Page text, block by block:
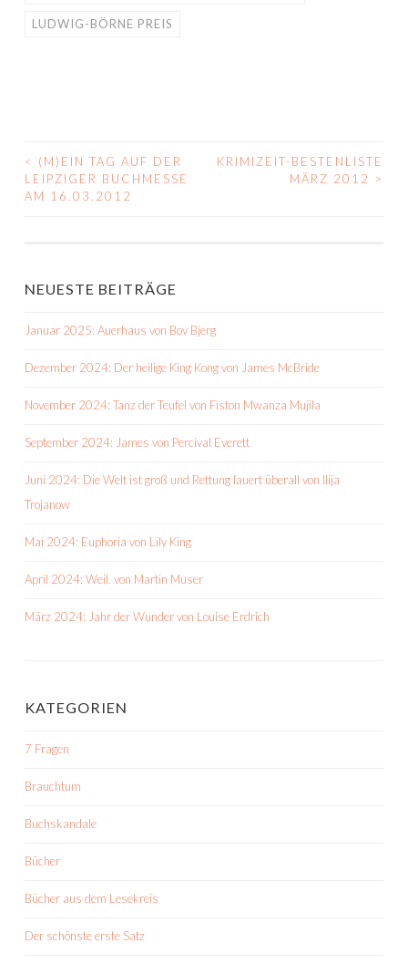
LUDWIG-BÖRNE PREIS
BEITRAGS-
NAVIGATION
<
(M)EIN TAG AUF DER
LEIPZIGER BUCHMESSE
AM 16.03.2012
KRIMIZEIT-BESTENLISTE
MÄRZ 2012
>
NEUESTE BEITRÄGE
Januar 2025: Auerhaus von Bov Bjerg
Dezember 2024: Der heilige King Kong von James McBride
November 2024: Tanz der Teufel von Fiston Mwanza Mujila
September 2024: James von Percival Everett
Juni 2024: Die Welt ist groß und Rettung lauert überall von Ilija
Trojanow
Mai 2024: Euphoria von Lily King
April 2024: Weil. von Martin Muser
März 2024: Jahr der Wunder von Louise Erdrich
KATEGORIEN
7 Fragen
Brauchtum
Buchskandale
Bücher
Bücher aus dem Lesekreis
Der schönste erste Satz